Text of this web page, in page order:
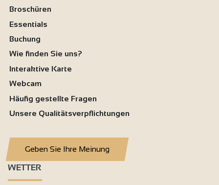
Broschüren
Essentials
Buchung
Wie finden Sie uns?
Interaktive Karte
Webcam
Häufig gestellte Fragen
Unsere Qualitätsverpflichtungen
Geben Sie Ihre Meinung
WETTER